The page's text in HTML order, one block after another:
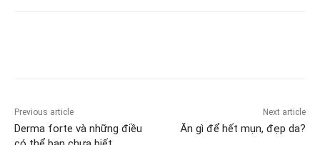
Previous article
Derma forte và những điều
Next article
Ăn gì để hết mụn, đẹp da?